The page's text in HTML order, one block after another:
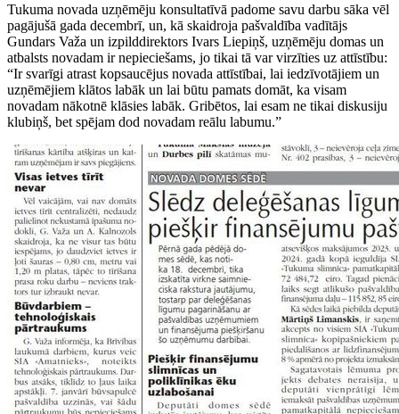
Tukuma novada uzņēmēju konsultatīvā padome savu darbu sāka vēl
pagājušā gada decembrī, un, kā skaidroja pašvaldība vadītājs
Gundars Važa un izpilddirektors Ivars Liepiņš, uzņēmēju domas un
atbalsts novadam ir nepieciešams, jo tikai tā var virzīties uz attīstību:
“Ir svarīgi atrast kopsaucējus novada attīstībai, lai iedzīvotājiem un
uzņēmējiem klātos labāk un lai būtu pamats domāt, ka visam
novadam nākotnē klāsies labāk. Gribētos, lai esam ne tikai diskusiju
klubiņš, bet spējam dod novadam reālu labumu.”